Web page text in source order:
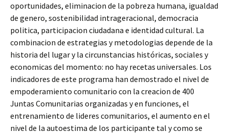
oportunidades, eliminacion de la pobreza humana, igualdad
de genero, sostenibilidad intrageracional, democracia
politica, participacion ciudadana e identidad cultural. La
combinacion de estrategias y metodologias depende de la
historia del lugar y la circunstancias históricas, sociales y
economicas del momento: no hay recetas universales. Los
indicadores de este programa han demostrado el nivel de
empoderamiento comunitario con la creacion de 400
Juntas Comunitarias organizadas y en funciones, el
entrenamiento de lideres comunitarios, el aumento en el
nivel de la autoestima de los participante tal y como se